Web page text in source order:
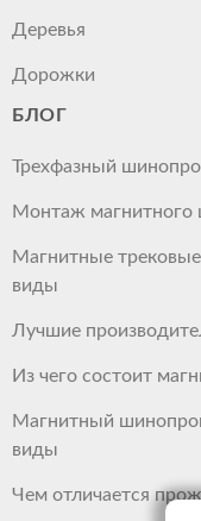
Деревья
Дорожки
БЛОГ
Трехфазный
Монтаж магнитного
Магнитные
виды
Лучшие
Из чего состоит
Магнитный
виды
Чем отличается